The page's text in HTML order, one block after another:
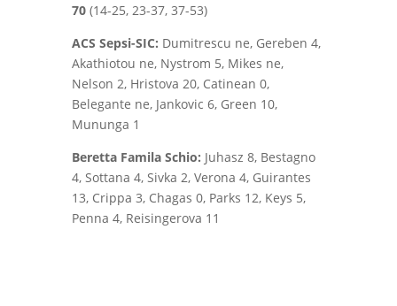
70 (14-25, 23-37, 37-53)
ACS Sepsi-SIC: Dumitrescu ne, Gereben 4,
Akathiotou ne, Nystrom 5, Mikes ne,
Nelson 2, Hristova 20, Catinean 0,
Belegante ne, Jankovic 6, Green 10,
Mununga 1
Beretta Famila Schio: Juhasz 8, Bestagno
4, Sottana 4, Sivka 2, Verona 4, Guirantes
13, Crippa 3, Chagas 0, Parks 12, Keys 5,
Penna 4, Reisingerova 11